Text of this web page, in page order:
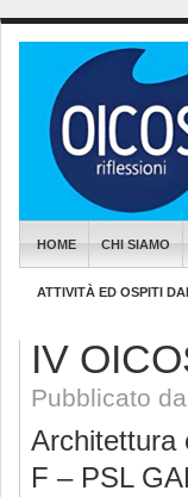
HOME CHI SIAMO
ATTIVITÀ ED OSPITI
IV
Pubblicato da
Architettura
F – PSL